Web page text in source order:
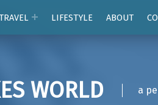
LIFESTYLE ABOUT
WORLD a